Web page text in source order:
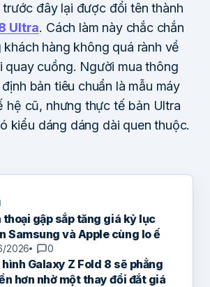
đây lại được đổi tên thành
Ultra. Cách làm này chắc chắn
hàng không quá rành về
quay cuồng. Người mua thông
bản tiêu chuẩn là mẫu máy
hệ cũ, nhưng thực tế bản Ultra
kiểu dáng dáng dài quen thuộc.
gập sắp tăng giá kỷ lục
Samsung và Apple cùng lo ế
2026 0
hình Galaxy Z Fold 8 sẽ phẳng
hơn nhờ một thay đổi đắt giá